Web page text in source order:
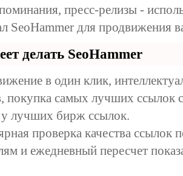
пресс-релизы -
SeoHammer для продвижения
делать SeoHammer
в один клик,
покупка самых лучших ссылок
у лучших бирж ссылок.
проверка качества ссылок
и ежедневный пересчет